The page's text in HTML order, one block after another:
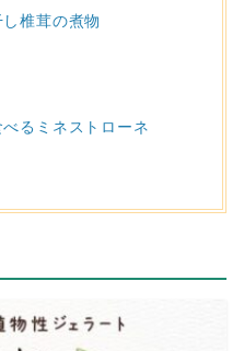
椎茸の煮物
るミネストローネ